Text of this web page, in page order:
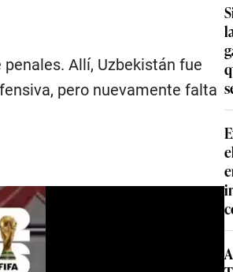
Allí, Uzbekistán fue
pero nuevamente falta